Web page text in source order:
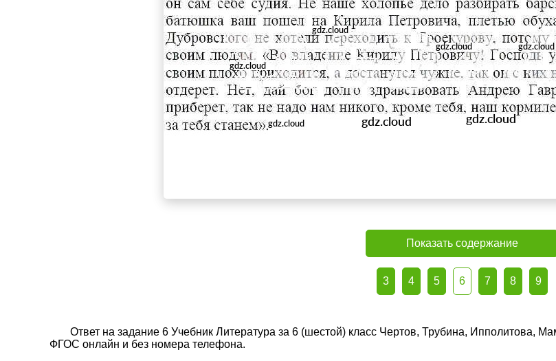
Показать содержание
3 4 5 6 7 8 9
Ответ на задание 6 Учебник Литература за 6 (шестой) класс Чертов, Трубина, Ипполитова,
ФГОС онлайн и без номера телефона.